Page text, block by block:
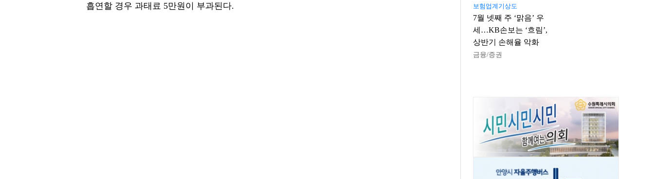
흡연할 경우 과태료 5만원이 부과된다.
보험업계기상도
7월 넷째 주 ‘맑음’ 우
세…KB손보는 ‘흐림’,
상반기 손해율 악화
금융/증권